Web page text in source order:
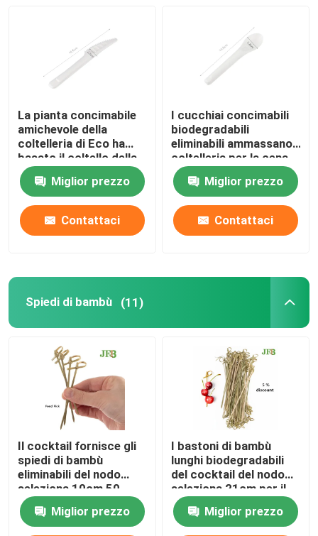
Visita alla fabbrica
Controllo della qualità
Contattaci
Chiedi un preventivo
Coltelleria di bambù eliminabile
Spiedi di bambù
Scelte di bambù dell'alimento
Bastoni di scalpore del caffè
Stuzzicadenti in serie
La pianta concimabile
amichevole della
coltelleria di Eco ha
basato il coltello della
polpa della bagassa
della canna da
zucchero
Miglior prezzo
Contattaci
I cucchiai concimabili
biodegradabili
eliminabili ammassano
coltelleria per la cena
6,5"
Miglior prezzo
Contattaci
Spiedi di bambù (11)
Il cocktail fornisce gli
spiedi di bambù
eliminabili del nodo
seleziona 10cm 50
pacchetti
Miglior prezzo
I bastoni di bambù
lunghi biodegradabili
del cocktail del nodo
seleziona 21cm per il
partito
Miglior prezzo